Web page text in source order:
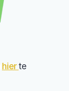
hierte